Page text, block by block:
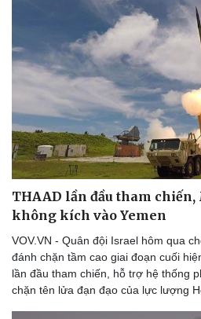
THAAD lần đầu tham
không kích vào Yemen
VOV.VN - Quân đội Israel hôm qua
đánh chặn tầm cao giai đoạn cuối
lần đầu tham chiến, hỗ trợ hệ thống
chặn tên lửa đạn đạo của lực lượng